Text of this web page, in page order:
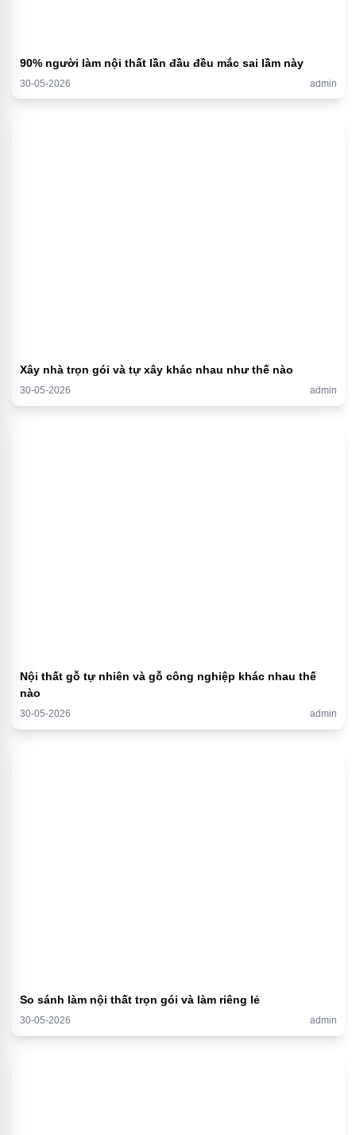
90% người làm nội thất lần đầu đều mắc sai lầm này
30-05-2026 admin
Xây nhà trọn gói và tự xây khác nhau như thế nào
30-05-2026 admin
Nội thất gỗ tự nhiên và gỗ công nghiệp khác nhau thế
nào
30-05-2026 admin
So sánh làm nội thất trọn gói và làm riêng lẻ
30-05-2026 admin